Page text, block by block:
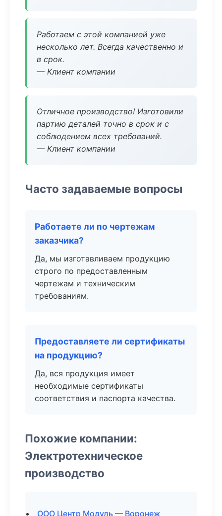
Работаем с этой компанией уже
несколько лет. Всегда качественно и
в срок.
— Клиент компании
Отличное производство! Изготовили
партию деталей точно в срок и с
соблюдением всех требований.
— Клиент компании
Часто задаваемые вопросы
Работаете ли по чертежам
заказчика?
Да, мы изготавливаем продукцию
строго по предоставленным
чертежам и техническим
требованиям.
Предоставляете ли сертификаты
на продукцию?
Да, вся продукция имеет
необходимые сертификаты
соответствия и паспорта качества.
Похожие компании:
Электротехническое
производство
ООО Центр Модуль — Воронеж